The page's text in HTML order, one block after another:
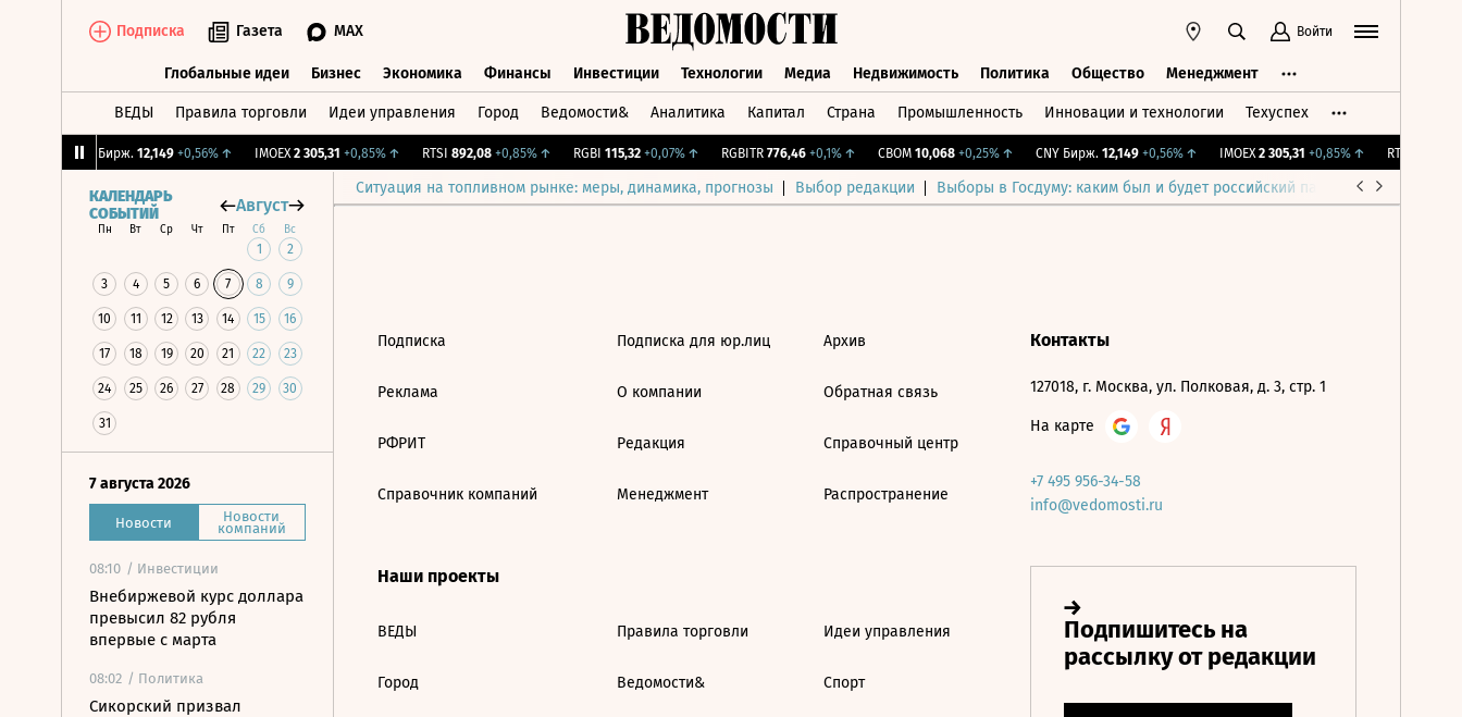
Подписка Газета MAX Войти
Глобальные идеи Бизнес Экономика Финансы Инвестиции Технологии Медиа Недвижимость Политика Общество Менеджмент
ВЕДЫ Правила торговли Идеи управления Город Ведомости& Аналитика Капитал Страна Промышленность Инновации и технологии Техуспех
CNY Бирж. 12,149 +0,56%↑ IMOEX 2 305,31 +0,85%↑ RTSI 892,08 +0,85%↑ RGBI 115,32 +0,07%↑ RGBITR 776,46 +0,1%↑ CBOM 10,068 +0,25%↑ CNY Бирж. 12,149 +0,56%↑ IMOEX 2 305,31 +0,85%↑ RTSI
Ситуация на топливном рынке: меры, динамика, прогнозы Выбор редакции Выборы в Госдуму: каким был и будет российский парламент
КАЛЕНДАРЬ
СОБЫТИЙ
Август
Пн Вт Ср Чт Пт Сб Вс
1 2
3 4 5 6 7 8 9
10 11 12 13 14 15 16
17 18 19 20 21 22 23
24 25 26 27 28 29 30
31
7 августа 2026
Новости Новости
компаний
08:10 / Инвестиции
Внебиржевой курс доллара
превысил 82 рубля
впервые с марта
08:02 / Политика
Сикорский призвал
Подписка
Реклама
РФРИТ
Справочник компаний
Подписка для юр.лиц
О компании
Редакция
Менеджмент
Архив
Обратная связь
Справочный центр
Распространение
Наши проекты
ВЕДЫ
Город
Правила торговли
Ведомости&
Идеи управления
Спорт
Контакты
127018, г. Москва, ул. Полковая, д. 3, стр. 1
На карте
+7 495 956-34-58
info@vedomosti.ru